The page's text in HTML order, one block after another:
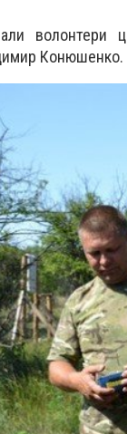
волонтери
Конюшенко.